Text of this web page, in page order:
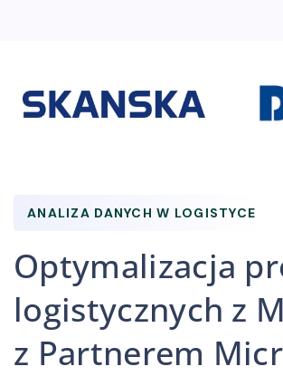
ANALIZA DANYCH W LOGISTYCE
Optymalizacja
logistycznych z
z Partnerem